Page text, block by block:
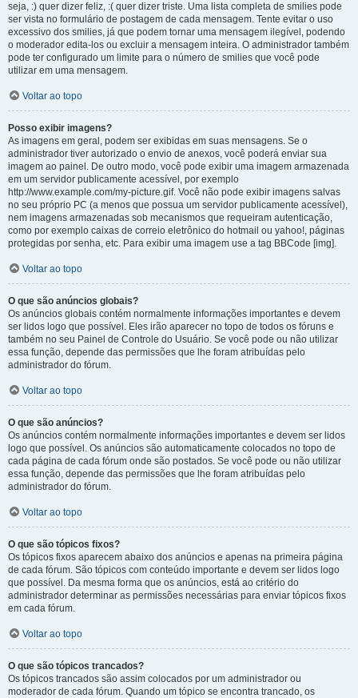
seja, :) quer dizer feliz, :( quer dizer triste. Uma lista completa de smilies pode
ser vista no formulário de postagem de cada mensagem. Tente evitar o uso
excessivo dos smilies, já que podem tornar uma mensagem ilegível, podendo
o moderador edita-los ou excluir a mensagem inteira. O administrador também
pode ter configurado um limite para o número de smilies que você pode
utilizar em uma mensagem.
Voltar ao topo
Posso exibir imagens?
As imagens em geral, podem ser exibidas em suas mensagens. Se o
administrador tiver autorizado o envio de anexos, você poderá enviar sua
imagem ao painel. De outro modo, você pode exibir uma imagem armazenada
em um servidor publicamente acessível, por exemplo
http://www.example.com/my-picture.gif. Você não pode exibir imagens salvas
no seu próprio PC (a menos que possua um servidor publicamente acessível),
nem imagens armazenadas sob mecanismos que requeiram autenticação,
como por exemplo caixas de correio eletrônico do hotmail ou yahoo!, páginas
protegidas por senha, etc. Para exibir uma imagem use a tag BBCode [img].
Voltar ao topo
O que são anúncios globais?
Os anúncios globais contém normalmente informações importantes e devem
ser lidos logo que possível. Eles irão aparecer no topo de todos os fóruns e
também no seu Painel de Controle do Usuário. Se você pode ou não utilizar
essa função, depende das permissões que lhe foram atribuídas pelo
administrador do fórum.
Voltar ao topo
O que são anúncios?
Os anúncios contém normalmente informações importantes e devem ser lidos
logo que possível. Os anúncios são automaticamente colocados no topo de
cada página de cada fórum onde são postados. Se você pode ou não utilizar
essa função, depende das permissões que lhe foram atribuídas pelo
administrador do fórum.
Voltar ao topo
O que são tópicos fixos?
Os tópicos fixos aparecem abaixo dos anúncios e apenas na primeira página
de cada fórum. São tópicos com conteúdo importante e devem ser lidos logo
que possível. Da mesma forma que os anúncios, está ao critério do
administrador determinar as permissões necessárias para enviar tópicos fixos
em cada fórum.
Voltar ao topo
O que são tópicos trancados?
Os tópicos trancados são assim colocados por um administrador ou
moderador de cada fórum. Quando um tópico se encontra trancado, os